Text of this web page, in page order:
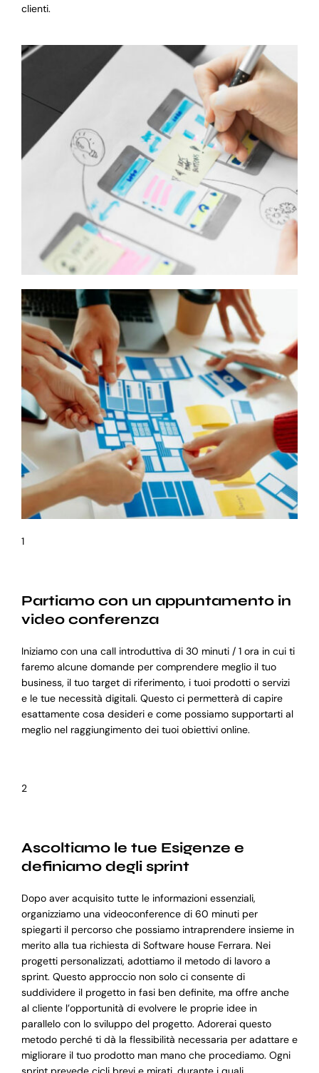
clienti.
1
Partiamo con un appuntamento in
video conferenza
Iniziamo con una call introduttiva di 30 minuti / 1 ora in cui ti
faremo alcune domande per comprendere meglio il tuo
business, il tuo target di riferimento, i tuoi prodotti o servizi
e le tue necessità digitali. Questo ci permetterà di capire
esattamente cosa desideri e come possiamo supportarti al
meglio nel raggiungimento dei tuoi obiettivi online.
2
Ascoltiamo le tue Esigenze e
definiamo degli sprint
Dopo aver acquisito tutte le informazioni essenziali,
organizziamo una videoconference di 60 minuti per
spiegarti il percorso che possiamo intraprendere insieme in
merito alla tua richiesta di Software house Ferrara. Nei
progetti personalizzati, adottiamo il metodo di lavoro a
sprint. Questo approccio non solo ci consente di
suddividere il progetto in fasi ben definite, ma offre anche
al cliente l’opportunità di evolvere le proprie idee in
parallelo con lo sviluppo del progetto. Adorerai questo
metodo perché ti dà la flessibilità necessaria per adattare e
migliorare il tuo prodotto man mano che procediamo. Ogni